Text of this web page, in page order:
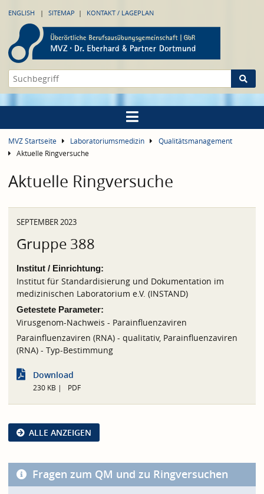
ENGLISH SITEMAP KONTAKT / LAGEPLAN
MVZ Startseite Laboratoriumsmedizin
Qualitätsmanagement
Aktuelle Ringversuche
Aktuelle Ringversuche
SEPTEMBER 2023
Gruppe 388
Institut / Einrichtung:
Institut für Standardisierung und Dokumentation im
medizinischen Laboratorium e.V. (INSTAND)
Getestete Parameter:
Virusgenom-Nachweis - Parainfluenzaviren
Parainfluenzaviren (RNA) - qualitativ, Parainfluenzaviren
(RNA) - Typ-Bestimmung
Download
230 KB PDF
ALLE ANZEIGEN
Fragen zum QM und zu Ringversuchen